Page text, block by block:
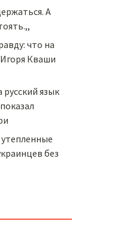
А
что на
Кваши
язык
без